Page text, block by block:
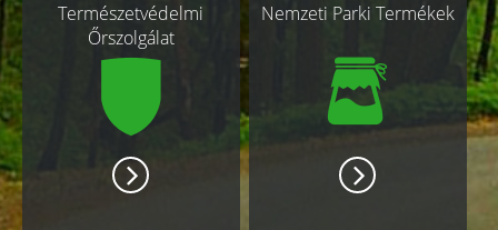
Természetvédelmi
Őrszolgálat
Nemzeti Parki Termékek